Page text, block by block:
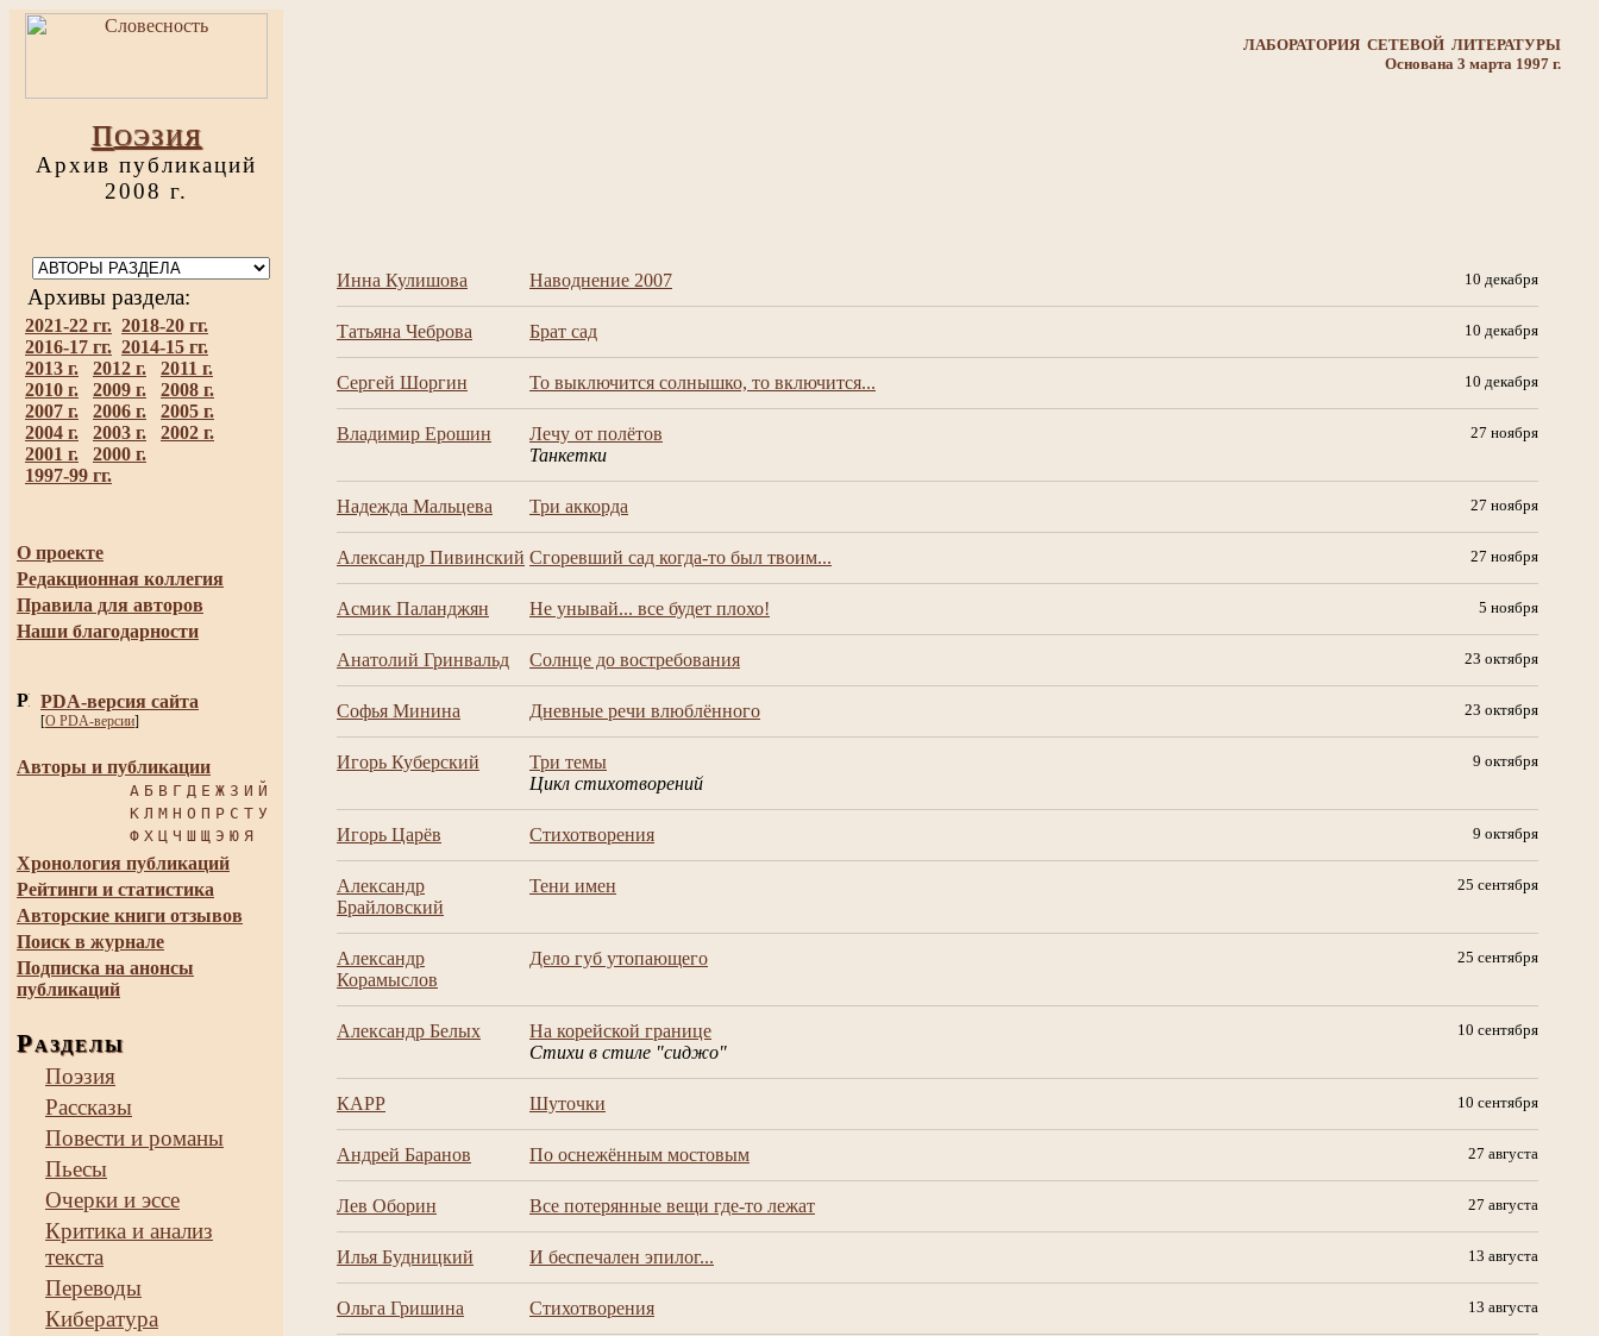
ПОЭЗИЯ
Архив публикаций
2008 г.
Архивы раздела:
2021-22 гг. 2018-20 гг.
2016-17 гг. 2014-15 гг.
2013 г.
2012 г.
2011 г.
2010 г.
2009 г.
2008 г.
2007 г.
2006 г.
2005 г.
2004 г.
2003 г.
2002 г.
2001 г.
2000 г.
1997-99 гг.
О проекте
Редакционная коллегия
Правила для авторов
Наши благодарности
PDA-версия сайта
[О PDA-версии]
Авторы и публикации
А Б В Г Д Е Ж З И Й
К Л М Н О П Р С Т У
Ф Х Ц Ч Ш Щ Э Ю Я
Хронология публикаций
Рейтинги и статистика
Авторские книги отзывов
Поиск в журнале
Подписка на анонсы
публикаций
РАЗДЕЛЫ
Поэзия
Рассказы
Повести и романы
Пьесы
Очерки и эссе
Критика и анализ
текста
Переводы
Кибература
ЛАБОРАТОРИЯ СЕТЕВОЙ ЛИТЕРАТУРЫ
Основана 3 марта 1997 г.
Инна Кулишова Наводнение 2007 10 декабря
Татьяна Чеброва Брат сад 10 декабря
Сергей Шоргин То выключится солнышко, то включится... 10 декабря
Владимир Ерошин
Лечу от полётов
Танкетки
27 ноября
Надежда Мальцева Три аккорда 27 ноября
Александр Пивинский Сгоревший сад когда-то был твоим... 27 ноября
Асмик Паланджян Не унывай... все будет плохо! 5 ноября
Анатолий Гринвальд Солнце до востребования 23 октября
Софья Минина Дневные речи влюблённого 23 октября
Игорь Куберский
Три темы
Цикл стихотворений
9 октября
Игорь Царёв Стихотворения 9 октября
Александр
Брайловский
Тени имен 25 сентября
Александр
Корамыслов
Дело губ утопающего 25 сентября
Александр Белых
На корейской границе
Стихи в стиле "сиджо"
10 сентября
КАРР Шуточки 10 сентября
Андрей Баранов По оснежённым мостовым 27 августа
Лев Оборин Все потерянные вещи где-то лежат 27 августа
Илья Будницкий И беспечален эпилог... 13 августа
Ольга Гришина Стихотворения 13 августа